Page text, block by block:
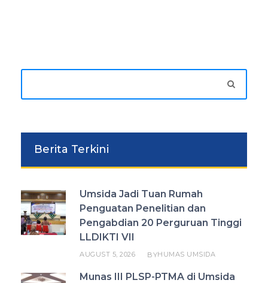
Berita Terkini
Umsida Jadi Tuan Rumah
Penguatan Penelitian dan
Pengabdian 20 Perguruan Tinggi
LLDIKTI VII
AUGUST 5, 2026 BYHUMAS UMSIDA
Munas III PLSP-PTMA di Umsida